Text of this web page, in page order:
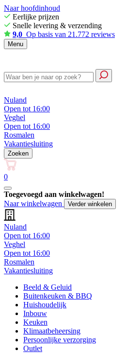
Naar hoofdinhoud
Eerlijke prijzen
Snelle levering & verzending
9,0 Op basis van 21.772 reviews
Menu
Nuland
Open tot 16:00
Veghel
Open tot 16:00
Rosmalen
Vakantiesluiting
Zoeken
0
Toegevoegd aan winkelwagen!
Naar winkelwagen
Verder winkelen
Nuland
Open tot 16:00
Veghel
Open tot 16:00
Rosmalen
Vakantiesluiting
Beeld & Geluid
Buitenkeuken & BBQ
Huishoudelijk
Inbouw
Keuken
Klimaatbeheersing
Persoonlijke verzorging
Outlet